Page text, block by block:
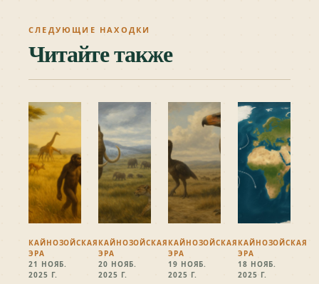
СЛЕДУЮЩИЕ НАХОДКИ
Читайте также
КАЙНОЗОЙСКАЯ
ЭРА
21 НОЯБ.
2025 Г.
КАЙНОЗОЙСКАЯ
ЭРА
20 НОЯБ.
2025 Г.
КАЙНОЗОЙСКАЯ
ЭРА
19 НОЯБ.
2025 Г.
КАЙНОЗОЙСКАЯ
ЭРА
18 НОЯБ.
2025 Г.